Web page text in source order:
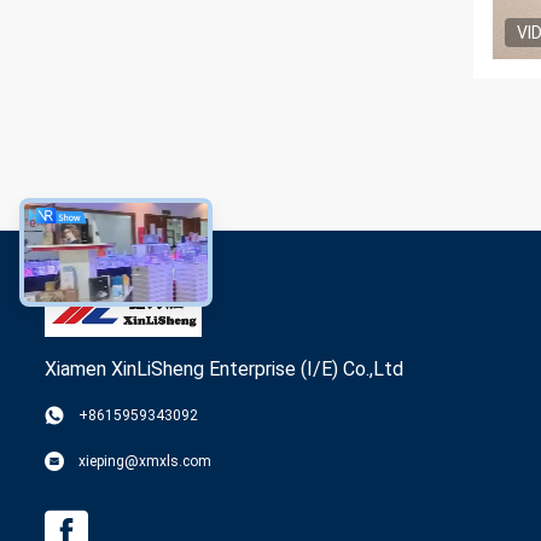
Xiamen XinLiSheng Enterprise (I/E) Co.,Ltd
+8615959343092
xieping@xmxls.com